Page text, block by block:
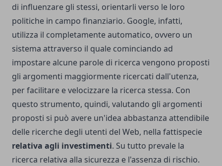
di influenzare gli stessi, orientarli verso le loro
politiche in campo finanziario. Google, infatti,
utilizza il completamente automatico, ovvero un
sistema attraverso il quale cominciando ad
impostare alcune parole di ricerca vengono proposti
gli argomenti maggiormente ricercati dall'utenza,
per facilitare e velocizzare la ricerca stessa. Con
questo strumento, quindi, valutando gli argomenti
proposti si può avere un'idea abbastanza attendibile
delle ricerche degli utenti del Web, nella fattispecie
relativa agli investimenti. Su tutto prevale la
ricerca relativa alla sicurezza e l'assenza di rischio.